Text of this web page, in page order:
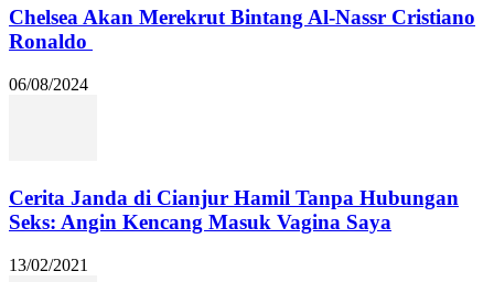
Chelsea Akan Merekrut Bintang Al-Nassr Cristiano
Ronaldo
06/08/2024
Cerita Janda di Cianjur Hamil Tanpa Hubungan
Seks: Angin Kencang Masuk Vagina Saya
13/02/2021